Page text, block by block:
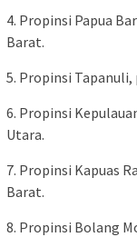
4. Propinsi Papua
Barat.
5. Propinsi
6. Propinsi
Utara.
7. Propinsi Kapuas
Barat.
8. Propinsi Bolang